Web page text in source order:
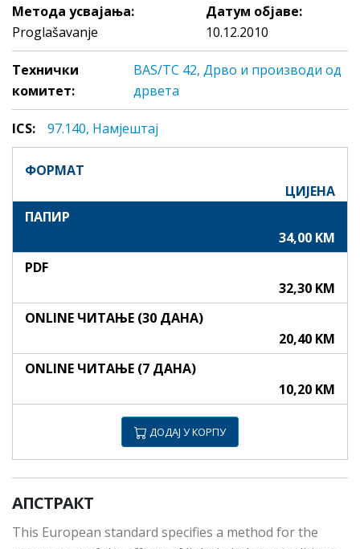
Метода усвајања:
Proglašavanje
Датум објаве:
10.12.2010
Технички
комитет:
BAS/TC 42, Дрво и производи од
дрвета
ICS: 97.140, Нaмjeштaj
ФОРМАТ
ЦИЈЕНА
ПАПИР
34,00 KM
PDF
32,30 KM
ONLINE ЧИТАЊЕ (30 ДАНА)
20,40 KM
ONLINE ЧИТАЊЕ (7 ДАНА)
10,20 KM
ДОДАЈ У КОРПУ
АПСТРАКТ
This European standard specifies a method for the